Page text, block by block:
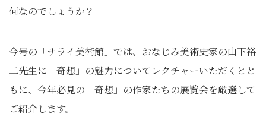
何なのでしょうか？
今号の「サライ美術館」では、おなじみ美術史家の山下裕
二先生に「奇想」の魅力についてレクチャーいただくとと
もに、今年必見の「奇想」 の作家たちの展覧会を厳選して
ご紹介します。